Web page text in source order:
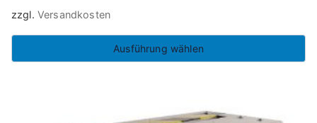
zzgl. Versandkosten
Ausführung wählen